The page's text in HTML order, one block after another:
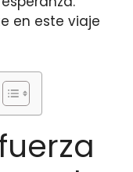
en este viaje